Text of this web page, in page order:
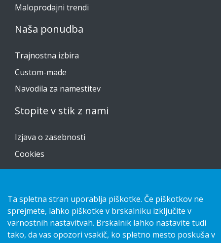
Maloprodajni trendi
Naša ponudba
Trajnostna izbira
Custom-made
Navodila za namestitev
Stopite v stik z nami
Izjava o zasebnosti
Cookies
Copyright 2026 HL Display AB. All rights reserved.
Ta spletna stran uporablja piškotke. Če piškotkov ne
sprejmete, lahko piškotke v brskalniku izključite v
varnostnih nastavitvah. Brskalnik lahko nastavite tudi
tako, da vas opozori vsakič, ko spletno mesto poskuša v